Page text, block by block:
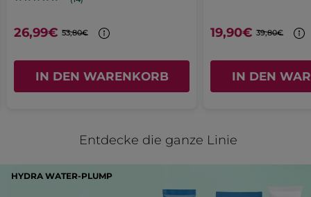
geöffnet.
MEHR
26,99€ 53,80€
IN DEN WARENKORB
19,90€ 39,80€
IN DEN
Entdecke die ganze Linie
HYDRA WATER-PLUMP